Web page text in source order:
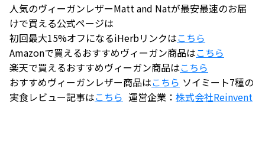
人気のヴィーガンレザーMatt and Natが最安最速のお届
けで買える公式ページは
初回最大15%オフになるiHerbリンクはこちら
Amazonで買えるおすすめヴィーガン商品はこちら
楽天で買えるおすすめヴィーガン商品はこちら
おすすめヴィーガンレザー商品はこちら ソイミート7種の
実食レビュー記事はこちら 運営企業： 株式会社Reinvent